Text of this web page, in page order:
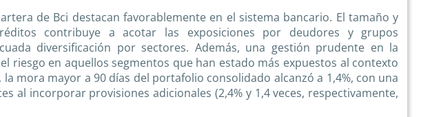
de Bci destacan favorablemente en el sistema bancario. El tamaño y
contribuye a acotar las exposiciones por deudores y grupos
diversificación por sectores. Además, una gestión prudente en la
riesgo en aquellos segmentos que han estado más expuestos al contexto
mora mayor a 90 días del portafolio consolidado alcanzó a 1,4%, con una
al incorporar provisiones adicionales (2,4% y 1,4 veces, respectivamente,